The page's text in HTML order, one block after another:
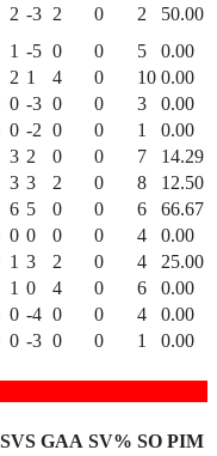
2 -3 2 0 2
50.00
1 -5 0 0 5
0.00
2 1 4 0 10 0.00
0 -3 0 0 3
0.00
0 -2 0 0 1
0.00
3 2 0 0 7
14.29
3 3 2 0 8
12.50
6 5 0 0 6
66.67
0 0 0 0 4
0.00
1 3 2 0 4
25.00
1 0 4 0 6
0.00
0 -4 0 0 4
0.00
0 -3 0 0 1 0.00
SVS GAA SV% SO PIM